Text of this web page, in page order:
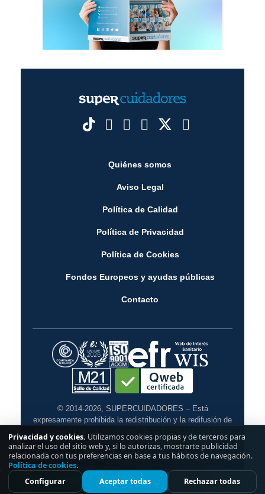
Privacidad y cookies. Utilizamos cookies propias y de terceros para
analizar el uso del sitio web y, si lo autorizas, mostrarte publicidad
relacionada con tus preferencias en base a tus hábitos de navegación.
Política de cookies.
Configurar
Aceptar todas Rechazar todas
Quiénes somos
Aviso Legal
Política de Calidad
Política de Privacidad
Política de Cookies
Fondos Europeos y ayudas públicas
Contacto
© 2014-2026, SUPERCUIDADORES – Está
expresamente prohibida la redistribución y la redifusión de
sin su previo y expreso consentimiento escrito.
¿Tienes dudas?